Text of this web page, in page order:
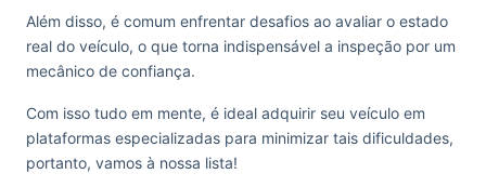
Além disso, é comum enfrentar desafios ao avaliar o estado
real do veículo, o que torna indispensável a inspeção por um
mecânico de confiança.
Com isso tudo em mente, é ideal adquirir seu veículo em
plataformas especializadas para minimizar tais dificuldades,
portanto, vamos à nossa lista!